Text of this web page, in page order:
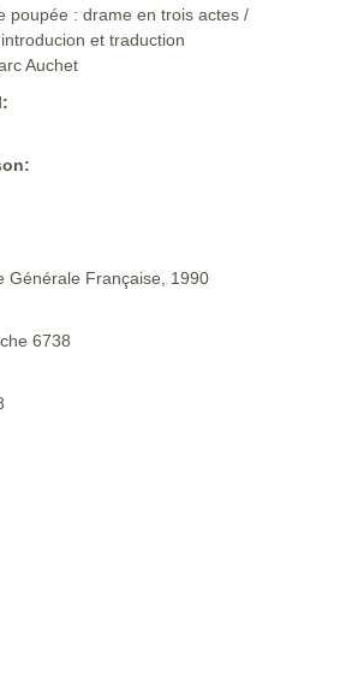
poupée : drame en trois actes /
et traduction
Auchet
Générale Française, 1990
6738